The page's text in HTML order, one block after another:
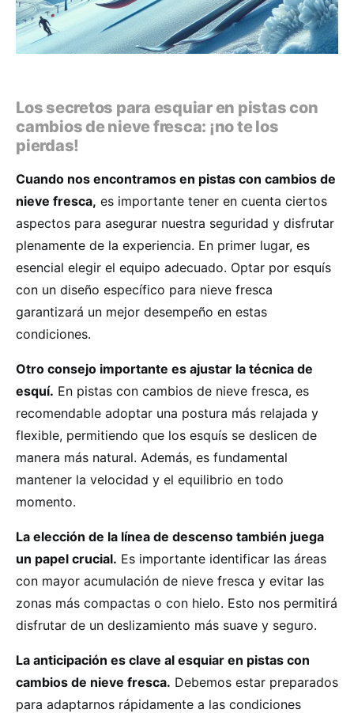
Los secretos para esquiar en pistas con
cambios de nieve fresca: ¡no te los
pierdas!
Cuando nos encontramos en pistas con cambios de
nieve fresca, es importante tener en cuenta ciertos
aspectos para asegurar nuestra seguridad y disfrutar
plenamente de la experiencia. En primer lugar, es
esencial elegir el equipo adecuado. Optar por esquís
con un diseño específico para nieve fresca
garantizará un mejor desempeño en estas
condiciones.
Otro consejo importante es ajustar la técnica de
esquí. En pistas con cambios de nieve fresca, es
recomendable adoptar una postura más relajada y
flexible, permitiendo que los esquís se deslicen de
manera más natural. Además, es fundamental
mantener la velocidad y el equilibrio en todo
momento.
La elección de la línea de descenso también juega
un papel crucial. Es importante identificar las áreas
con mayor acumulación de nieve fresca y evitar las
zonas más compactas o con hielo. Esto nos permitirá
disfrutar de un deslizamiento más suave y seguro.
La anticipación es clave al esquiar en pistas con
cambios de nieve fresca. Debemos estar preparados
para adaptarnos rápidamente a las condiciones